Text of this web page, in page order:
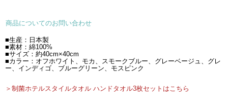
商品についてのお問い合わせ
■生産：日本製
■素材：綿100%
■サイズ：約40cm×40cm
■カラー：オフホワイト、モカ、スモークブルー、グレーベージュ、グレ
ー、インディゴ、ブルーグリーン、モスピンク
＞制菌ホテルスタイルタオル ハンドタオル3枚セットはこちら